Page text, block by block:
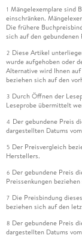
1 Mängelexemplare sind
einschränken.
Die frühere
sich auf den gebundenen
2 Diese Artikel
wurde aufgehoben oder
Alternative wird Ihnen
beziehen sich auf den
3 Durch Öffnen der
Leseprobe übermittelt
4 Der gebundene Preis
dargestellten Datums
5 Der Preisvergleich
Herstellers.
6 Der gebundene Preis
Preissenkungen
7 Die Preisbindung
beziehen sich auf den
8 Der gebundene Preis
dargestellten Datums